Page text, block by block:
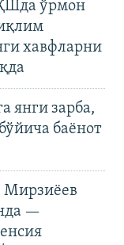
ўрмон
хавфларни
янги зарба,
баёнот
Мирзиёев
—